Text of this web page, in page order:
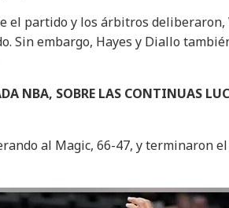
el partido y los árbitros
Sin embargo, Hayes y Diallo
NBA, SOBRE LAS CONTINUAS
al Magic, 66-47, y terminaron